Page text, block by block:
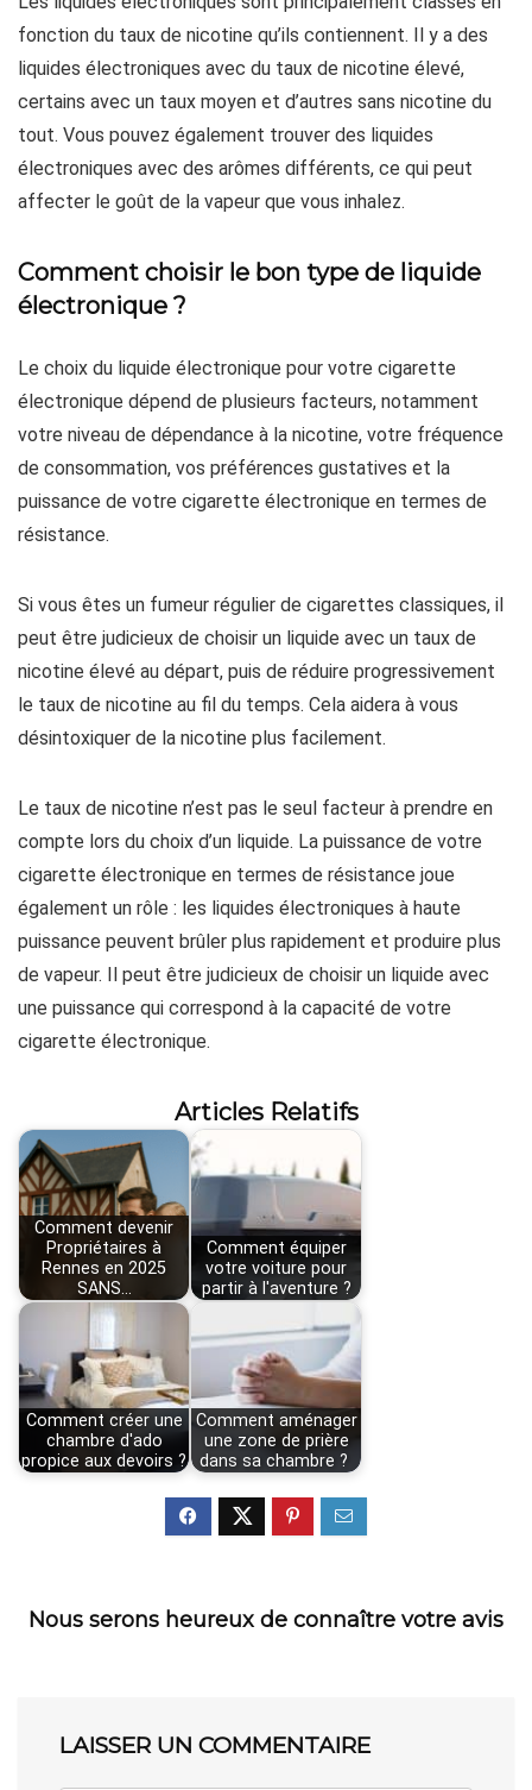
fonction du taux de nicotine qu’ils contiennent. Il y a des
liquides électroniques avec du taux de nicotine élevé,
certains avec un taux moyen et d’autres sans nicotine du
tout. Vous pouvez également trouver des liquides
électroniques avec des arômes différents, ce qui peut
affecter le goût de la vapeur que vous inhalez.
Comment choisir le bon type de liquide
électronique ?
Le choix du liquide électronique pour votre cigarette
électronique dépend de plusieurs facteurs, notamment
votre niveau de dépendance à la nicotine, votre fréquence
de consommation, vos préférences gustatives et la
puissance de votre cigarette électronique en termes de
résistance.
Si vous êtes un fumeur régulier de cigarettes classiques, il
peut être judicieux de choisir un liquide avec un taux de
nicotine élevé au départ, puis de réduire progressivement
le taux de nicotine au fil du temps. Cela aidera à vous
désintoxiquer de la nicotine plus facilement.
Le taux de nicotine n’est pas le seul facteur à prendre en
compte lors du choix d’un liquide. La puissance de votre
cigarette électronique en termes de résistance joue
également un rôle : les liquides électroniques à haute
puissance peuvent brûler plus rapidement et produire plus
de vapeur. Il peut être judicieux de choisir un liquide avec
une puissance qui correspond à la capacité de votre
cigarette électronique.
Articles Relatifs
Comment devenir
Propriétaires à
Rennes en 2025
SANS…
Comment équiper
votre voiture pour
partir à l'aventure ?
Comment créer une
chambre d'ado
propice aux devoirs ?
Comment aménager
une zone de prière
dans sa chambre ?
Nous serons heureux de connaître votre avis
LAISSER UN COMMENTAIRE